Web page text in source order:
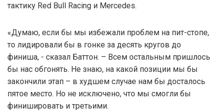
тактику Red Bull Racing и Mercedes.
«Думаю, если бы мы избежали проблем на пит-стопе,
то лидировали бы в гонке за десять кругов до
финиша, - сказал Баттон. – Всем остальным пришлось
бы нас обгонять. Не знаю, на какой позиции мы бы
закончили этап – в худшем случае нам бы досталось
пятое место. Но не исключено, что мы смогли бы
финишировать и третьими.